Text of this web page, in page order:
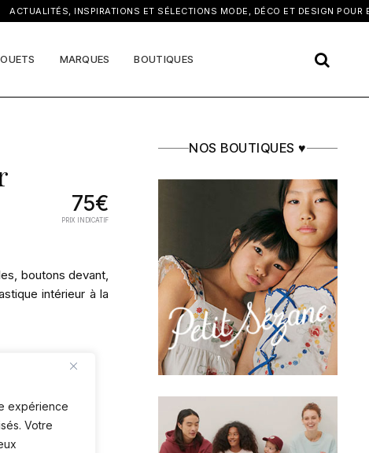
expérience
Votre
INSPIRATIONS ET SÉLECTIONS MODE, DÉCO ET DESIGN POUR ×
MARQUES BOUTIQUES
75€
PRIX INDICATIF
boutons devant,
intérieur à la
NOS BOUTIQUES ♥